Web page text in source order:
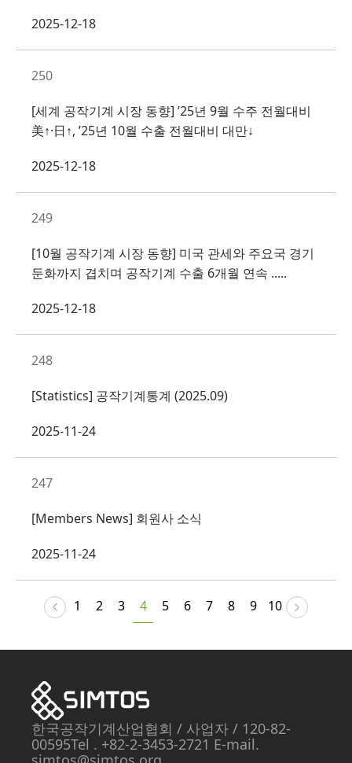
2025-12-18
250
[세계 공작기계 시장 동향] ’25년 9월 수주 전월대비
美↑·日↑, ’25년 10월 수출 전월대비 대만↓
2025-12-18
249
[10월 공작기계 시장 동향] 미국 관세와 주요국 경기
둔화까지 겹치며 공작기계 수출 6개월 연속 .....
2025-12-18
248
[Statistics] 공작기계통계 (2025.09)
2025-11-24
247
[Members News] 회원사 소식
2025-11-24
1 2 3 4 5 6 7 8 9 10
한국공작기계산업협회 / 사업자 / 120-82-
00595Tel . +82-2-3453-2721 E-mail.